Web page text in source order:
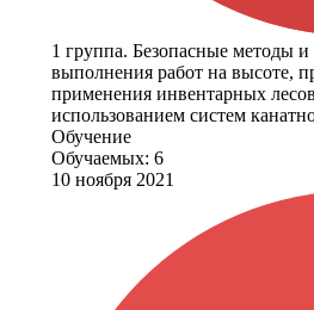
1 группа. Безопасные методы
выполнения работ на высоте,
применения инвентарных
использованием систем
Обучение
Обучаемых: 6
10 ноября 2021